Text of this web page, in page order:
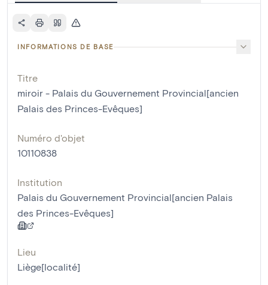
INFORMATIONS DE BASE
Titre
miroir - Palais du Gouvernement Provincial[ancien
Palais des Princes-Evêques]
Numéro d'objet
10110838
Institution
Palais du Gouvernement Provincial[ancien Palais
des Princes-Evêques]
Lieu
Liège[localité]